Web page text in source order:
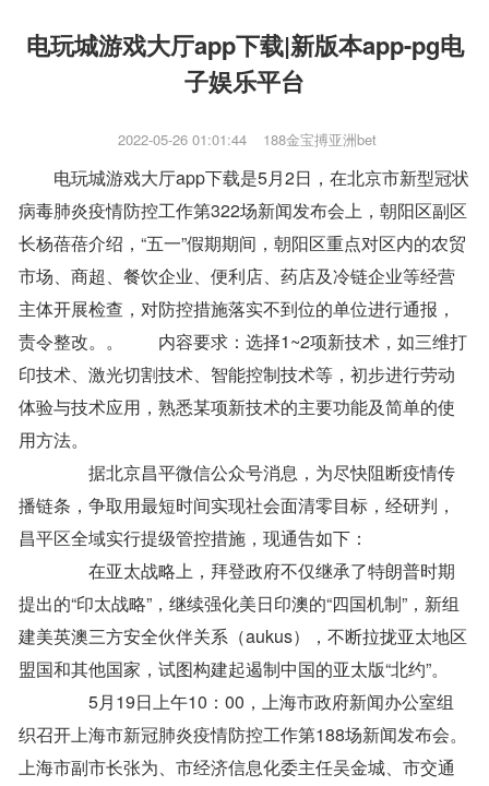
电玩城游戏大厅app下载|新版本app-pg电
子娱乐平台
2022-05-26 01:01:44 188金宝搏亚洲bet
电玩城游戏大厅app下载是5月2日，在北京市新型冠状
病毒肺炎疫情防控工作第322场新闻发布会上，朝阳区副区
长杨蓓蓓介绍，“五一”假期期间，朝阳区重点对区内的农贸
市场、商超、餐饮企业、便利店、药店及冷链企业等经营
主体开展检查，对防控措施落实不到位的单位进行通报，
责令整改。。 内容要求：选择1~2项新技术，如三维打
印技术、激光切割技术、智能控制技术等，初步进行劳动
体验与技术应用，熟悉某项新技术的主要功能及简单的使
用方法。
据北京昌平微信公众号消息，为尽快阻断疫情传
播链条，争取用最短时间实现社会面清零目标，经研判，
昌平区全域实行提级管控措施，现通告如下：
在亚太战略上，拜登政府不仅继承了特朗普时期
提出的“印太战略”，继续强化美日印澳的“四国机制”，新组
建美英澳三方安全伙伴关系（aukus），不断拉拢亚太地区
盟国和其他国家，试图构建起遏制中国的亚太版“北约”。
5月19日上午10：00，上海市政府新闻办公室组
织召开上海市新冠肺炎疫情防控工作第188场新闻发布会。
上海市副市长张为、市经济信息化委主任吴金城、市交通